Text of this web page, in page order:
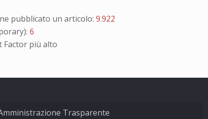
pubblicato un articolo:9.922
6
Factor più alto
Trasparente